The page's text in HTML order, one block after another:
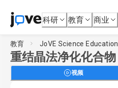
科研 教育 商业
教育 JoVE Science Education
重结晶法净化化合物
视频